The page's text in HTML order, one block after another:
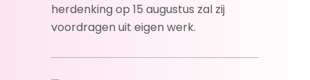
herdenking op 15 augustus zal zij
voordragen uit eigen werk.